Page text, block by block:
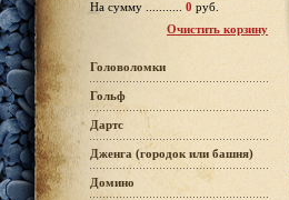
На сумму ........... 0 руб.
Очистить корзину
Головоломки
Гольф
Дартс
Дженга (городок или башня)
Домино